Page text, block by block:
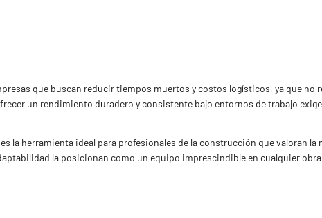
que buscan reducir tiempos muertos y costos logísticos, ya que no
un rendimiento duradero y consistente bajo entornos de trabajo
la herramienta ideal para profesionales de la construcción que valoran la
la posicionan como un equipo imprescindible en cualquier